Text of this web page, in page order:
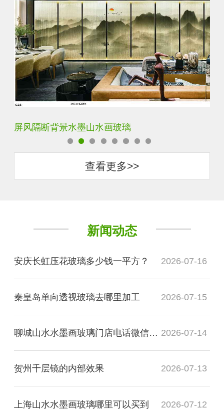
屏风隔断背景水墨山水画玻璃
查看更多>>
新闻动态
安庆长虹压花玻璃多少钱一平方？ 2026-07-16
秦皇岛单向透视玻璃去哪里加工 2026-07-15
聊城山水水墨画玻璃门店电话微信是多少？ 2026-07-14
贺州千层镜的内部效果 2026-07-13
上海山水水墨画玻璃哪里可以买到 2026-07-12